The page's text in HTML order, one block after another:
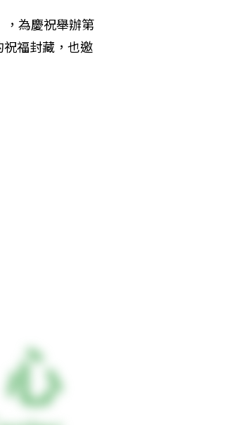
，為慶祝舉辦第
福封藏，也邀